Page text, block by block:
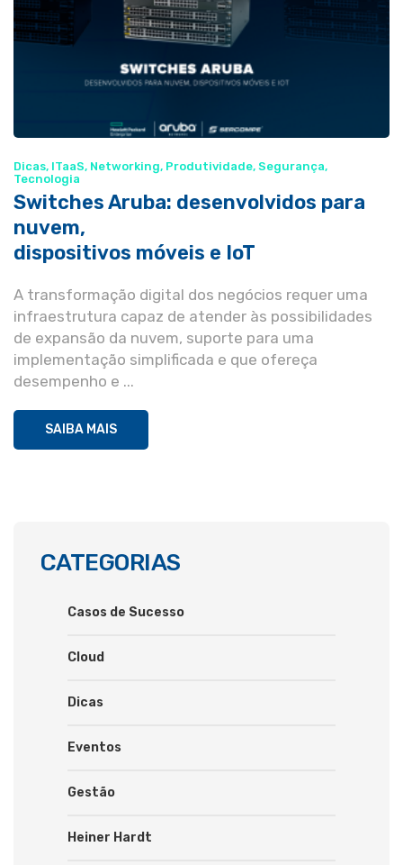
Dicas, ITaaS, Networking, Produtividade, Segurança,
Tecnologia
Switches Aruba: desenvolvidos para
nuvem,
dispositivos móveis e IoT
A transformação digital dos negócios requer uma
infraestrutura capaz de atender às possibilidades
de expansão da nuvem, suporte para uma
implementação simplificada e que ofereça
desempenho e ...
SAIBA MAIS
CATEGORIAS
Casos de Sucesso
Cloud
Dicas
Eventos
Gestão
Heiner Hardt